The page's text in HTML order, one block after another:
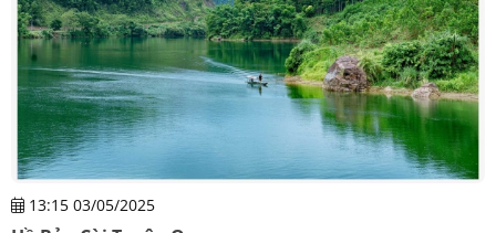
13:15 03/05/2025